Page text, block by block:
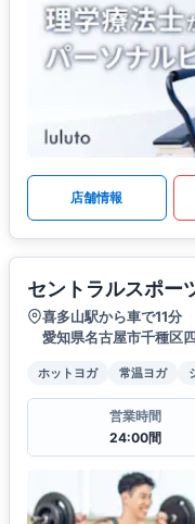
店舗情報
セントラルスポー
喜多山駅から車で11分
愛知県名古屋市千種区
ホットヨガ 常温ヨガ
営業時間
24:00間